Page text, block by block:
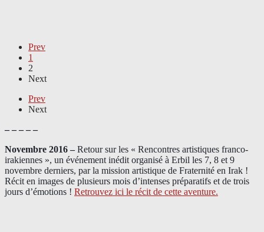
Prev
1
2
Next
Prev
Next
– – – – –
Novembre 2016 – Retour sur les « Rencontres artistiques franco-
irakiennes », un événement inédit organisé à Erbil les 7, 8 et 9
novembre derniers, par la mission artistique de Fraternité en Irak !
Récit en images de plusieurs mois d’intenses préparatifs et de trois
jours d’émotions ! Retrouvez ici le récit de cette aventure.